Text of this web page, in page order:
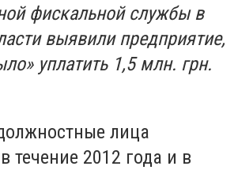
фискальной службы в
выявили предприятие,
уплатить 1,5 млн. грн.
лица
течение 2012 года и в